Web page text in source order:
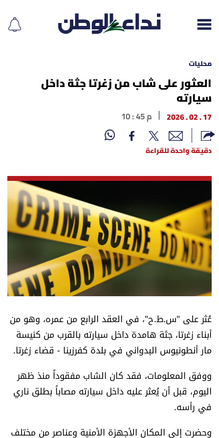
إقرأ الجريدة
لبنان
الغلاف
نداء اليوم
محليات
أسرار
متفرقات
كتّابنا
آراء
محليات
العثور على شاب من زغرتا جثة داخل
سيارته
17 . 02 . 2026 10 : 45 م
دقيقة واحدة للقراءة
عُثر على "س.ط.ح"، في العقد الرابع من عمره، وهو من
أبناء زغرتا، جثة هامدة داخل سيارته بالقرب من كنيسة
مار أنطونيوس البدواني في بلدة كفرزينا - قضاء زغرتا.
ووفق المعلومات، فقد كان الشاب مفقوداً منذ ظهر
اليوم، قبل أن يُعثر عليه داخل سيارته مصاباً بطلق ناري
في رأسه.
وحضرت إلى المكان الأجهزة الأمنية وعناصر من مختلف